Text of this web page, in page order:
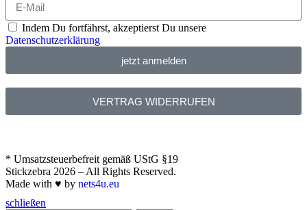
Indem Du fortfährst, akzeptierst Du unsere
Datenschutzerklärung
jetzt anmelden
VERTRAG WIDERRUFEN
* Umsatzsteuerbefreit gemäß UStG §19
Stickzebra 2026 – All Rights Reserved.
Made with ♥ by nets4u.eu
schließen